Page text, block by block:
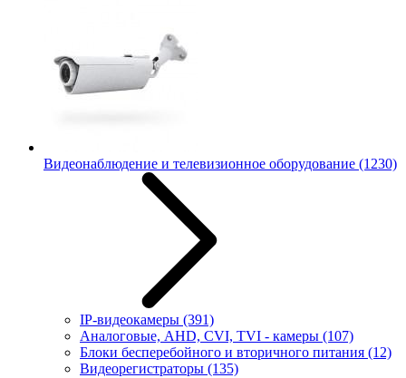
Видеонаблюдение и телевизионное оборудование (1230)
IP-видеокамеры (391)
Аналоговые, AHD, CVI, TVI - камеры (107)
Блоки бесперебойного и вторичного питания (12)
Видеорегистраторы (135)